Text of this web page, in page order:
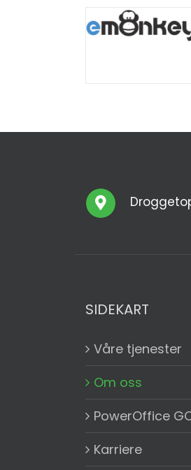
SIDEKART
Våre tjenester
Om oss
PowerOffice
Karriere